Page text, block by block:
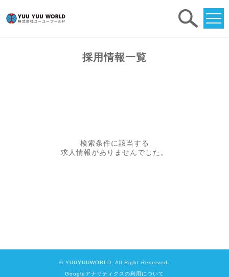
採用情報一覧
検索条件に該当する
求人情報がありませんでした。
© YUUYUUWORLD. All Right Reserved.
Googleアナリティクスの利用について